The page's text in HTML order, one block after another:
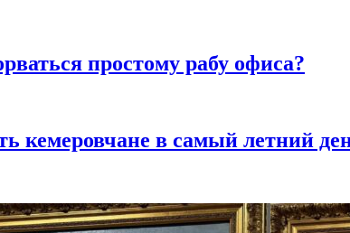
простому рабу офиса?
кемеровчане в самый летний